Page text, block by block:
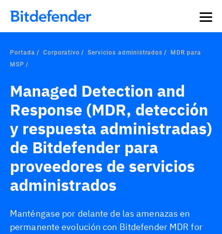
Portada Corporativo Servicios administrados
MDR para
MSP
Managed Detection and
Response (MDR, detección
y respuesta administradas)
de Bitdefender para
proveedores de servicios
administrados
Manténgase por delante de las amenazas en
permanente evolución con Bitdefender MDR for